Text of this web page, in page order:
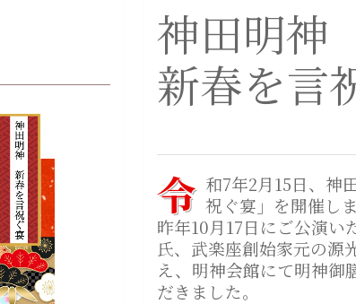
神田明神
新春を言
令 和7年2月15日、神
祝ぐ宴」を開催しま
昨年10月17日にご公演い
氏、武楽座創始家元の源
え、明神会館にて明神御
だきました。